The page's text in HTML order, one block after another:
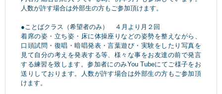
人数が許す場合は外部生の方もご参加頂けます。
●ことばクラス（希望者のみ） ４月より月２回
着席の姿・立ち姿・床に体操座りなどの姿勢を整えながら、
口頭試問・復唱・暗唱発表・言葉遊び・実験をしたり写真を
見て自分の考えを発表する等、様々な事をお友達の前で発言
する練習を致します。参加者にのみYou Tubeにてご様子をお
送りしております。人数が許す場合は外部生の方もご参加頂
けます。